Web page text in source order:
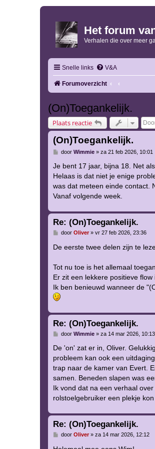
Het forum
Verhalen die over meer
Snelle links V&A
Forumoverzicht
(On)Toegankelijk.
Plaats reactie
(On)Toegankelijk.
B
r
c
h
t
door Wimmie» za 21 feb 2026, 10:01
Je bent 17 jaar, bijna 18. Net
Helaas is dat niet je enige
was dat meteen einde contact.
Vanaf volgende week.
Re: (On)Toegankelijk.
B
r
h
t
door Oliver» vr 27 feb 2026, 23:36
De eerste twee delen zijn te
Tot nu toe is het allemaal
Er zit een lekkere positieve flow
Ik ben benieuwd wanneer de
Re: (On)Toegankelijk.
B
r
c
h
t
door Wimmie» za 14 mar 2026, 10:13
De 'on' zat er in, Oliver.
probleem kan ook een
trap naar de kamer van Evert.
samen. Beneden slapen was
Ik vond dat na een verhaal
rolstoelgebruiker een plekje
Re: (On)Toegankelijk.
B
r
door Oliver» za 14 mar 2026, 12:12